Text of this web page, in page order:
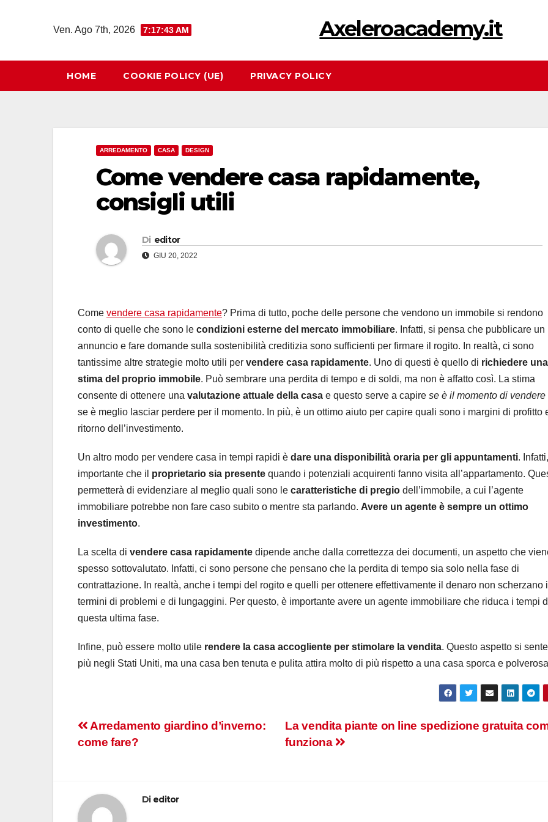
Ven. Ago 7th, 2026 7:17:44 AM Axeleroacademy.it
HOME COOKIE POLICY (UE) PRIVACY POLICY
ARREDAMENTO CASA DESIGN
Come vendere casa rapidamente,
consigli utili
Di editor
GIU 20, 2022
Come vendere casa rapidamente? Prima di tutto, poche delle persone che vendono un immobile si rendono
conto di quelle che sono le condizioni esterne del mercato immobiliare. Infatti, si pensa che pubblicare un
annuncio e fare domande sulla sostenibilità creditizia sono sufficienti per firmare il rogito. In realtà, ci sono
tantissime altre strategie molto utili per vendere casa rapidamente. Uno di questi è quello di richiedere una
stima del proprio immobile. Può sembrare una perdita di tempo e di soldi, ma non è affatto così. La stima
consente di ottenere una valutazione attuale della casa e questo serve a capire se è il momento di vendere
se è meglio lasciar perdere per il momento. In più, è un ottimo aiuto per capire quali sono i margini di profitto
ritorno dell’investimento.
Un altro modo per vendere casa in tempi rapidi è dare una disponibilità oraria per gli appuntamenti.
importante che il proprietario sia presente quando i potenziali acquirenti fanno visita all’appartamento.
permetterà di evidenziare al meglio quali sono le caratteristiche di pregio dell’immobile, a cui l’agente
immobiliare potrebbe non fare caso subito o mentre sta parlando. Avere un agente è sempre un ottimo
investimento.
La scelta di vendere casa rapidamente dipende anche dalla correttezza dei documenti, un aspetto che
spesso sottovalutato. Infatti, ci sono persone che pensano che la perdita di tempo sia solo nella fase di
contrattazione. In realtà, anche i tempi del rogito e quelli per ottenere effettivamente il denaro non scherzano
termini di problemi e di lungaggini. Per questo, è importante avere un agente immobiliare che riduca i tempi
questa ultima fase.
Infine, può essere molto utile rendere la casa accogliente per stimolare la vendita. Questo aspetto si
più negli Stati Uniti, ma una casa ben tenuta e pulita attira molto di più rispetto a una casa sporca e
Navigazione
La vendita piante on line spedizione gratuita
funziona
Arredamento giardino d’inverno:
come fare?
Di editor